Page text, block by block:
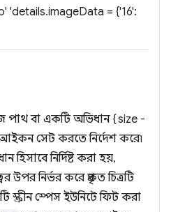
'details.imageData = {'16':
বা একটি অভিধান {size -
সেট করতে নির্দেশ করে৷
নির্দিষ্ট করা হয়,
উপর নির্ভর করে প্রকৃত চিত্রটি
স্ক্রীন স্পেস ইউনিটে ফিট করা